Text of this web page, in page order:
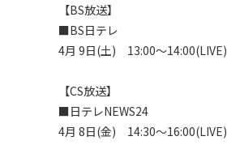
【BS放送】
■BS日テレ
4月 9日(土)　13:00〜14:00(LIVE)
【CS放送】
■日テレNEWS24
4月 8日(金)　14:30〜16:00(LIVE)